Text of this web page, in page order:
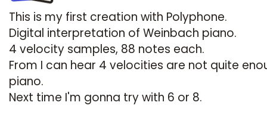
This is my first creation with Polyphone.
Digital interpretation of Weinbach piano.
4 velocity samples, 88 notes each.
From I can hear 4 velocities are not quite
piano.
Next time I'm gonna try with 6 or 8.